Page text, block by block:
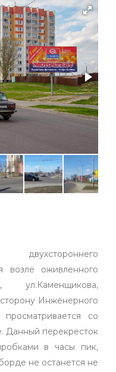
возле оживленного
ул.Каменщикова,
Инженерного
со
Данный перекресток
в часы пик,
не останется не